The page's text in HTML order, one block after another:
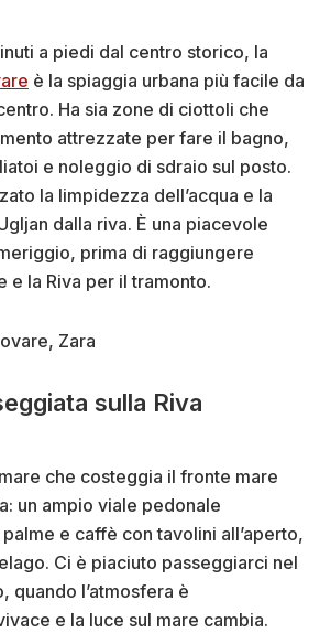
a piedi dal centro storico, la
è la spiaggia urbana più facile da
Ha sia zone di ciottoli che
attrezzate per fare il bagno,
e noleggio di sdraio sul posto.
la limpidezza dell’acqua e la
dalla riva. È una piacevole
prima di raggiungere
e la Riva per il tramonto.
sulla Riva
che costeggia il fronte mare
un ampio viale pedonale
e caffè con tavolini all’aperto,
Ci è piaciuto passeggiarci nel
quando l’atmosfera è
e la luce sul mare cambia.